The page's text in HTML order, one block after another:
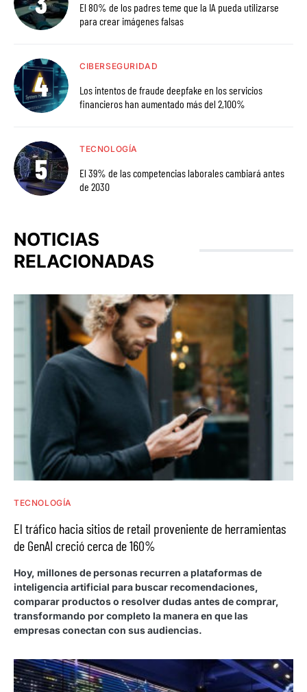
El 80% de los padres teme que la IA pueda utilizarse
para crear imágenes falsas
CIBERSEGURIDAD
Los intentos de fraude deepfake en los servicios
financieros han aumentado más del 2,100%
TECNOLOGÍA
El 39% de las competencias laborales cambiará antes
de 2030
NOTICIAS
RELACIONADAS
TECNOLOGÍA
El tráfico hacia sitios de retail proveniente de herramientas
de GenAI creció cerca de 160%
Hoy, millones de personas recurren a plataformas de
inteligencia artificial para buscar recomendaciones,
comparar productos o resolver dudas antes de comprar,
transformando por completo la manera en que las
empresas conectan con sus audiencias.